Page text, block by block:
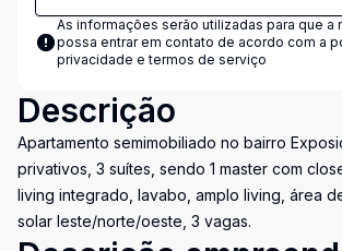
As informações serão utilizadas para que a
possa entrar em contato de acordo com a
privacidade e termos de serviço
Descrição
Apartamento semimobiliado no bairro
privativos, 3 suítes, sendo 1 master com
living integrado, lavabo, amplo living, área
solar leste/norte/oeste, 3 vagas.